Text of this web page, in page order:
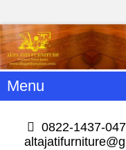
Menu
0822-1437-